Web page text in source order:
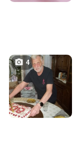
4